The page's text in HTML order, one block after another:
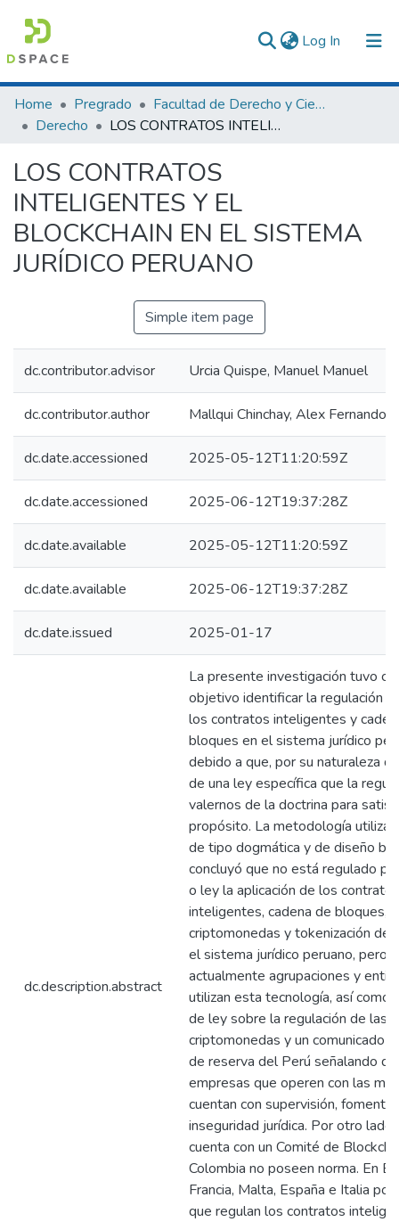
Log In (current)
Communities & Collections
All of DSpace
Statistics
Home Pregrado
Facultad de Derecho y Ciencias Políticas
Derecho
LOS CONTRATOS INTELIGENTES Y EL BLOCKCHAIN EN EL SISTEMA JURÍDICO PERUANO
LOS CONTRATOS
INTELIGENTES Y EL
BLOCKCHAIN EN EL SISTEMA
JURÍDICO PERUANO
Simple item page
dc.contributor.advisor Urcia Quispe, Manuel Manuel
dc.contributor.author Mallqui Chinchay, Alex Fernando
dc.date.accessioned 2025-05-12T11:20:59Z
dc.date.accessioned 2025-06-12T19:37:28Z
dc.date.available 2025-05-12T11:20:59Z
dc.date.available 2025-06-12T19:37:28Z
dc.date.issued 2025-01-17
dc.description.abstract
La presente investigación tuvo
objetivo identificar la regulación
los contratos inteligentes y
bloques en el sistema jurídico
debido a que, por su naturaleza
de una ley específica que la
valernos de la doctrina para
propósito. La metodología
de tipo dogmática y de diseño
concluyó que no está regulado
o ley la aplicación de los contratos
inteligentes, cadena de bloques,
criptomonedas y tokenización de
el sistema jurídico peruano, pero
actualmente agrupaciones y
utilizan esta tecnología, así como
de ley sobre la regulación de las
criptomonedas y un comunicado
de reserva del Perú señalando
empresas que operen con las
cuentan con supervisión,
inseguridad jurídica. Por otro
cuenta con un Comité de
Colombia no poseen norma. En
Francia, Malta, España e Italia
que regulan los contratos